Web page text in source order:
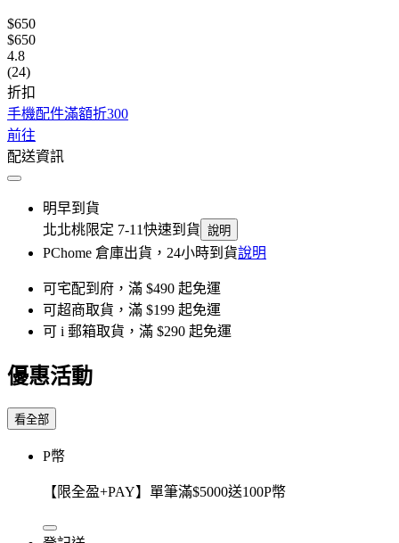
$650
$650
4.8
(24)
折扣
手機配件滿額折300
前往
配送資訊
明早到貨
北北桃限定 7-11快速到貨 說明
PChome 倉庫出貨，24小時到貨說明
可宅配到府，滿 $490 起免運
可超商取貨，滿 $199 起免運
可 i 郵箱取貨，滿 $290 起免運
優惠活動
看全部
P幣
【限全盈+PAY】單筆滿$5000送100P幣